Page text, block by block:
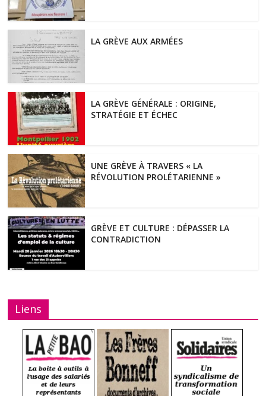
LA GRÈVE AUX ARMÉES
LA GRÈVE GÉNÉRALE : ORIGINE,
STRATÉGIE ET ÉCHEC
UNE GRÈVE À TRAVERS « LA
RÉVOLUTION PROLÉTARIENNE »
GRÈVE ET CULTURE : DÉPASSER LA
CONTRADICTION
Liens